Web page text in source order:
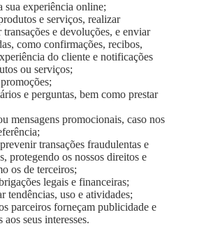
sua experiência online;
e serviços, realizar
transações e devoluções, e enviar
como confirmações, recibos,
do cliente e notificações
ou serviços;
e perguntas, bem como prestar
mensagens promocionais, caso nos
transações fraudulentas e
protegendo os nossos direitos e
os de terceiros;
legais e financeiras;
tendências, uso e atividades;
parceiros forneçam publicidade e
seus interesses.